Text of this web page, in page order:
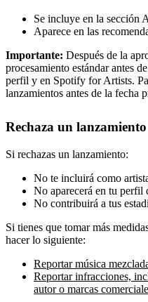
Se incluye en la sección
Aparece en las
Importante: Después de la
procesamiento estándar antes
perfil y en Spotify for Artists.
lanzamientos antes de la fecha
Rechaza un lanzamiento
Si rechazas un lanzamiento:
No te incluirá como
No aparecerá en tu perfil
No contribuirá a tus
Si tienes que tomar más
hacer lo siguiente:
Reportar música
Reportar infracciones,
autor o marcas